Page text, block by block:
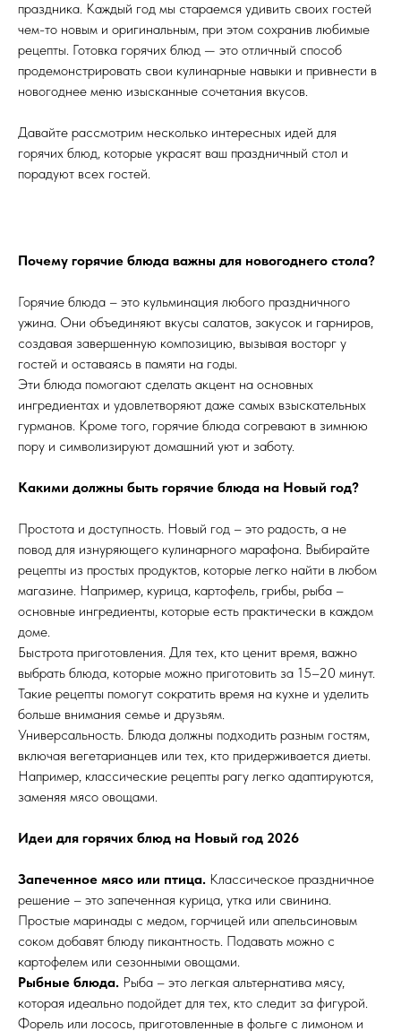
праздника. Каждый год мы стараемся удивить своих гостей
чем-то новым и оригинальным, при этом сохранив любимые
рецепты. Готовка горячих блюд — это отличный способ
продемонстрировать свои кулинарные навыки и привнести в
новогоднее меню изысканные сочетания вкусов.
Давайте рассмотрим несколько интересных идей для
горячих блюд, которые украсят ваш праздничный стол и
порадуют всех гостей.
Почему горячие блюда важны для новогоднего стола?
Горячие блюда – это кульминация любого праздничного
ужина. Они объединяют вкусы салатов, закусок и гарниров,
создавая завершенную композицию, вызывая восторг у
гостей и оставаясь в памяти на годы.
Эти блюда помогают сделать акцент на основных
ингредиентах и удовлетворяют даже самых взыскательных
гурманов. Кроме того, горячие блюда согревают в зимнюю
пору и символизируют домашний уют и заботу.
Какими должны быть горячие блюда на Новый год?
Простота и доступность. Новый год – это радость, а не
повод для изнуряющего кулинарного марафона. Выбирайте
рецепты из простых продуктов, которые легко найти в любом
магазине. Например, курица, картофель, грибы, рыба –
основные ингредиенты, которые есть практически в каждом
доме.
Быстрота приготовления. Для тех, кто ценит время, важно
выбрать блюда, которые можно приготовить за 15–20 минут.
Такие рецепты помогут сократить время на кухне и уделить
больше внимания семье и друзьям.
Универсальность. Блюда должны подходить разным гостям,
включая вегетарианцев или тех, кто придерживается диеты.
Например, классические рецепты рагу легко адаптируются,
заменяя мясо овощами.
Идеи для горячих блюд на Новый год 2026
Запеченное мясо или птица. Классическое праздничное
решение – это запеченная курица, утка или свинина.
Простые маринады с медом, горчицей или апельсиновым
соком добавят блюду пикантность. Подавать можно с
картофелем или сезонными овощами.
Рыбные блюда. Рыба – это легкая альтернатива мясу,
которая идеально подойдет для тех, кто следит за фигурой.
Форель или лосось, приготовленные в фольге с лимоном и